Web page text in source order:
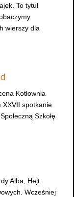
To tytuł
wierszy dla
Kotłownia
XXVII spotkanie
Szkołę
Alba, Hejt
Wcześniej